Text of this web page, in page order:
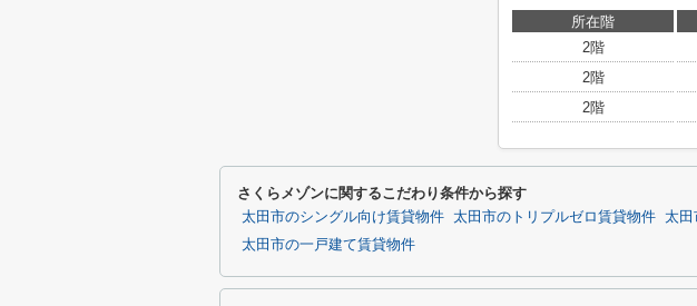
所在階
2階
2階
2階
さくらメゾンに関するこだわり条件から探す
太田市のシングル向け賃貸物件 太田市のトリプルゼロ賃貸物件 太田
太田市の一戸建て賃貸物件